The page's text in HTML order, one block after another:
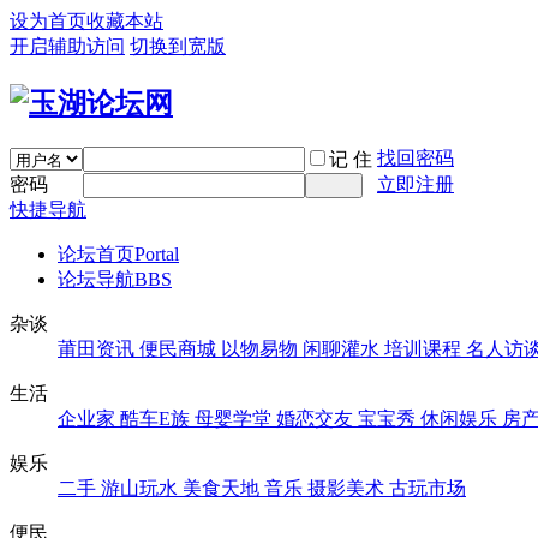
设为首页收藏本站
开启辅助访问 切换到宽版
记 住 找回密码
密码
立即注册
快捷导航
论坛首页Portal
论坛导航BBS
杂谈
莆田资讯 便民商城 以物易物 闲聊灌水 培训课程 名人访
生活
企业家 酷车E族 母婴学堂 婚恋交友 宝宝秀 休闲娱乐 房
娱乐
二手 游山玩水 美食天地 音乐 摄影美术 古玩市场
便民